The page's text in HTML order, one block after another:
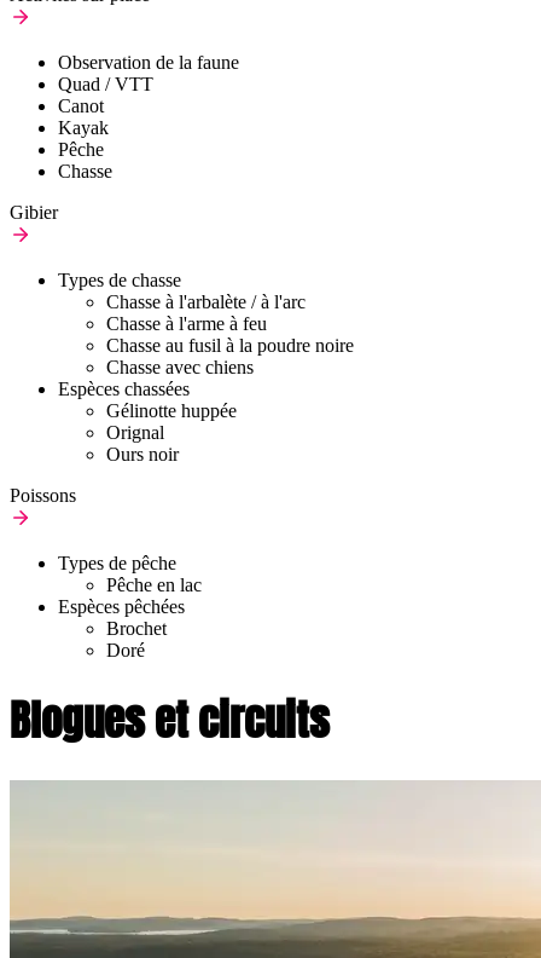
Observation de la faune
Quad / VTT
Canot
Kayak
Pêche
Chasse
Gibier
Types de chasse
Chasse à l'arbalète / à l'arc
Chasse à l'arme à feu
Chasse au fusil à la poudre noire
Chasse avec chiens
Espèces chassées
Gélinotte huppée
Orignal
Ours noir
Poissons
Types de pêche
Pêche en lac
Espèces pêchées
Brochet
Doré
Blogues et circuits